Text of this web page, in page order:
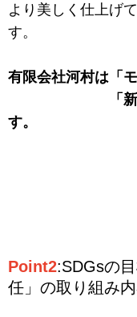
より美しく仕上げ
す。
有限会社河村は「
「新たな表
す。
Point2:SDGsの
任」の取り組み